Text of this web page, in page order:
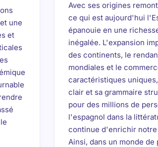
une
et
Avec ses origines
ce qui est aujourd'hui
épanouie en une
inégalée. L'expansion
des continents, le
mondiales et le
caractéristiques
clair et sa grammaire
pour des millions de
l'espagnol dans la
continue d'enrichir
Ainsi, dans un monde